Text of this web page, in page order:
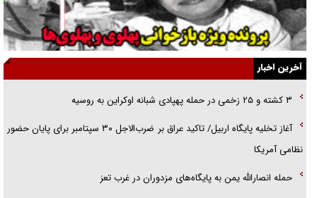
گفت‌وگو با آیت‌الله جاودان/ جفای مخالفان مکانت معنوی رهبر شهید را
ارتقا می‌داد
راننده مست به قانون می‌خندد
همه آقای دوربینی شده‌ایم!
قصه ناتمام سرویس مدارس
آخرین اخبار
۳ کشته و ۲۵ زخمی در حمله پهپادی شبانه اوکراین به روسیه
آغاز تخلیه پایگاه اربیل/ تاکید عراق بر ضرب‌الاجل ۳۰ سپتامبر برای پایان حضور
نظامی آمریکا
حمله انصارالله یمن به پایگاه‌های مزدوران در غرب تعز